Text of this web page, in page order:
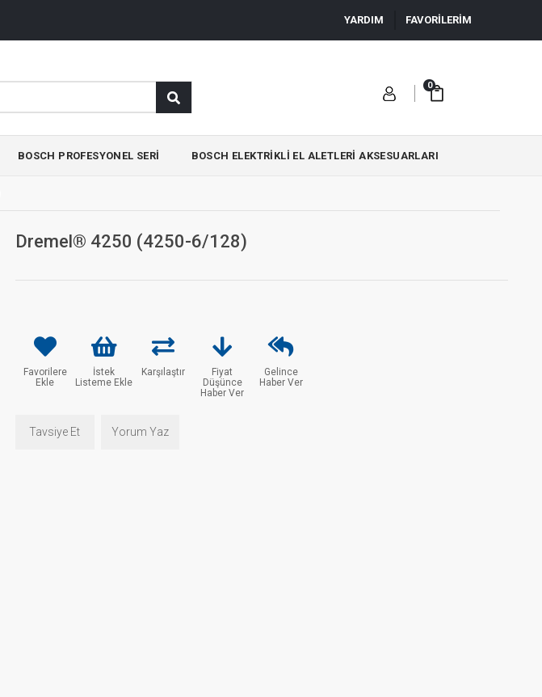
YARDIM FAVORİLERİM
0
BOSCH PROFESYONEL SERI BOSCH ELEKTRIKLI EL ALETLERI AKSESUARLARI
Dremel® 4250 (4250-6/128)
Favorilere
Ekle
İstek
Listeme Ekle
Karşılaştır
Fiyat
Düşünce
Haber Ver
Gelince
Haber Ver
Tavsiye Et Yorum Yaz